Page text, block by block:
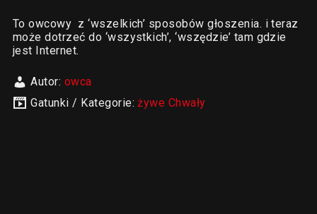
To owcowy z ‘wszelkich’ sposobów głoszenia. i teraz
może dotrzeć do ‘wszystkich’, ‘wszędzie’ tam gdzie
jest Internet.
Autor: owca
Gatunki / Kategorie:żywe Chwały